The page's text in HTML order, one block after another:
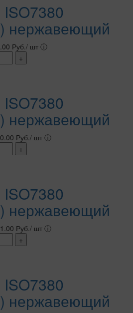
нержавеющий
Руб./ шт ⓘ
+
нержавеющий
Руб./ шт ⓘ
+
нержавеющий
Руб./ шт ⓘ
+
нержавеющий